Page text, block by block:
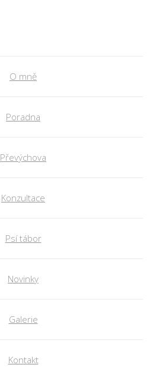
O mně
Poradna
Převýchova
Konzultace
Psí tábor
Novinky
Galerie
Kontakt